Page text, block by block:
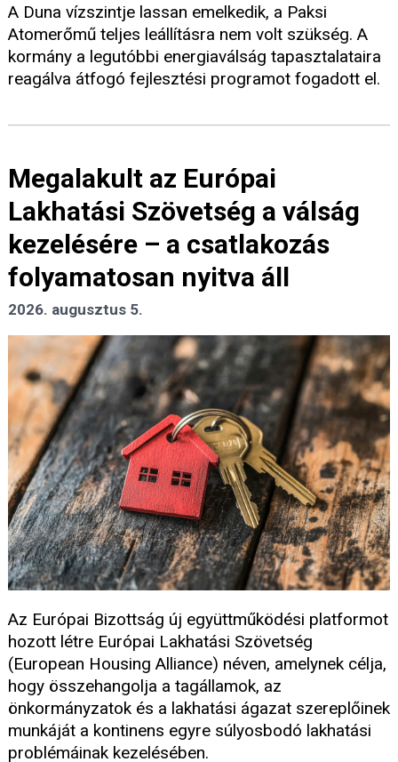
A Duna vízszintje lassan emelkedik, a Paksi
Atomerőmű teljes leállításra nem volt szükség. A
kormány a legutóbbi energiaválság tapasztalataira
reagálva átfogó fejlesztési programot fogadott el.
Megalakult az Európai
Lakhatási Szövetség a válság
kezelésére – a csatlakozás
folyamatosan nyitva áll
2026. augusztus 5.
Az Európai Bizottság új együttműködési platformot
hozott létre Európai Lakhatási Szövetség
(European Housing Alliance) néven, amelynek célja,
hogy összehangolja a tagállamok, az
önkormányzatok és a lakhatási ágazat szereplőinek
munkáját a kontinens egyre súlyosbodó lakhatási
problémáinak kezelésében.